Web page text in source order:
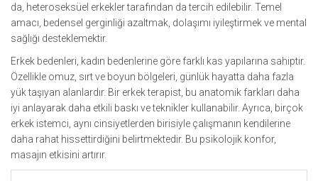
da, heteroseksüel erkekler tarafından da tercih edilebilir. Temel
amacı, bedensel gerginliği azaltmak, dolaşımı iyileştirmek ve mental
sağlığı desteklemektir.
Erkek bedenleri, kadın bedenlerine göre farklı kas yapılarına sahiptir.
Özellikle omuz, sırt ve boyun bölgeleri, günlük hayatta daha fazla
yük taşıyan alanlardır. Bir erkek terapist, bu anatomik farkları daha
iyi anlayarak daha etkili baskı ve teknikler kullanabilir. Ayrıca, birçok
erkek istemci, aynı cinsiyetlerden birisiyle çalışmanın kendilerine
daha rahat hissettirdiğini belirtmektedir. Bu psikolojik konfor,
masajın etkisini artırır.